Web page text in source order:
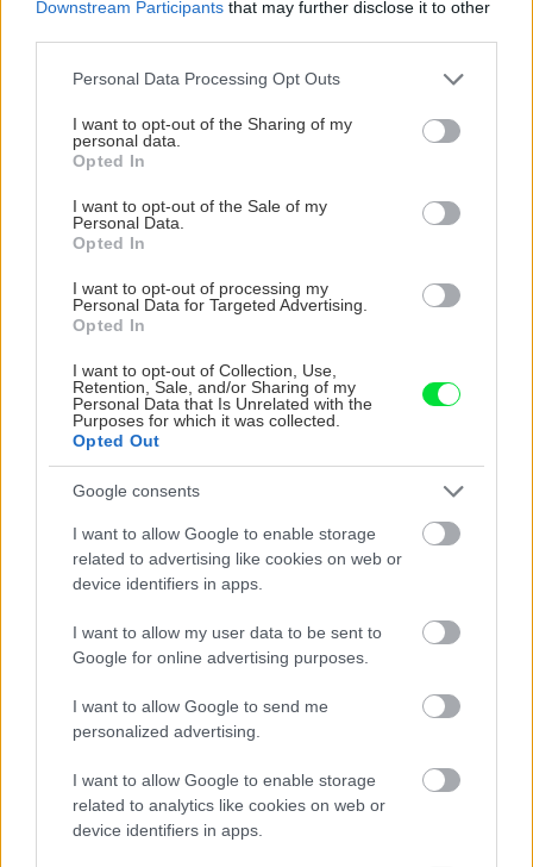
Downstream Participants that may further disclose it to other
Please note that this website/app uses one or more Google
not limited to your visit or usage behaviour. You may click to
grant or deny consent to Google and its third-party tags to
use your data for below specified purposes in below Google
consent section.
Personal Data Processing Opt Outs
I want to opt-out of the Sharing of my
personal data.
Opted In
I want to opt-out of the Sale of my
Personal Data.
Opted In
I want to opt-out of processing my
Personal Data for Targeted Advertising.
Opted In
I want to opt-out of Collection, Use,
Retention, Sale, and/or Sharing of my
Personal Data that Is Unrelated with the
Purposes for which it was collected.
Opted Out
Google consents
I want to allow Google to enable storage
related to advertising like cookies on web or
device identifiers in apps.
I want to allow my user data to be sent to
Google for online advertising purposes.
I want to allow Google to send me
personalized advertising.
I want to allow Google to enable storage
related to analytics like cookies on web or
device identifiers in apps.
CHALUPA
Na Morave prerobila
starú chalupu na
nepoznanie: Keď
vojdete dnu, zabudnete,
že nie ste v Toskánsku
S motorovou pílou sa
Slovák sa nebál a v
Čičmanoch si postavil
montovaný domček v
Temné stránky chalúp:
10 najčastejších
vás môžu nepríjemne
prekvapiť
Žena, búracie kladivo a
vôňa dreva: Takáto
1654 sa nevidí každý
deň!